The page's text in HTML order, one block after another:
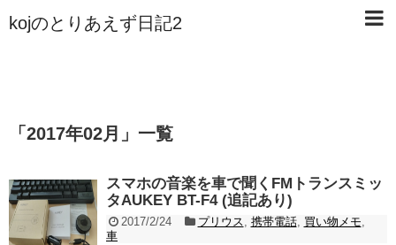
kojのとりあえず日記2
「 2017年02月 」 一覧
スマホの音楽を車で聞くFMトランスミッ
タAUKEY BT-F4 (追記あり)
2017/2/24 プリウス 携帯電話, 買い物メモ
車